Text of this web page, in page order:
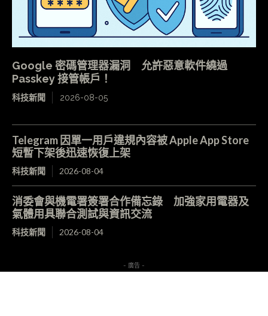
Google 密碼管理器漏洞 允許惡意軟件繞過
Passkey 接管帳戶！
科技新聞 2026-08-05
Telegram 因單一用戶違規內容被 Apple App Store
短暫下架後迅速恢復上架
科技新聞 2026-08-04
消委會與機電署簽署合作備忘錄 加強家用電器及
氣體用具聯合測試與資訊交流
科技新聞 2026-08-04
- 廣告 -